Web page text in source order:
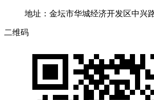
地址：金坛市华城经济开发区中兴
二维码